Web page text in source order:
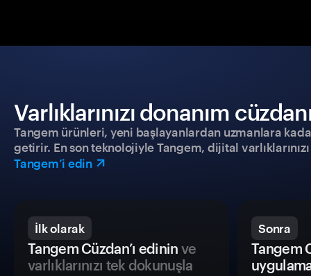
Varlıklarınızı donanım
Tangem ürünleri, yeni başlayanlardan uzmanlara
getirir. En son teknolojiyle Tangem, dijital
Tangem’i edin
İlk olarak
Tangem Cüzdan’ı edinin ve
varlıklarınızı tek dokunuşla
Sonra
Tangem